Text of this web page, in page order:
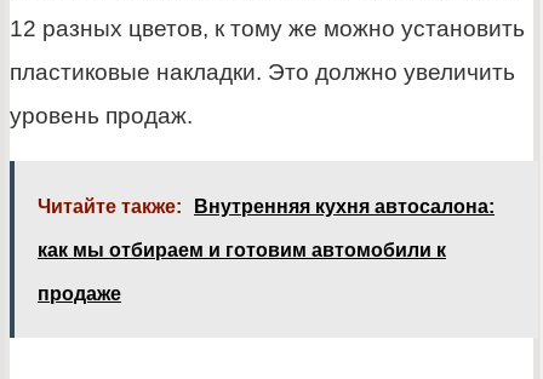
12 разных цветов, к тому же можно установить
пластиковые накладки. Это должно увеличить
уровень продаж.
Читайте также: Внутренняя кухня автосалона:
как мы отбираем и готовим автомобили к
продаже